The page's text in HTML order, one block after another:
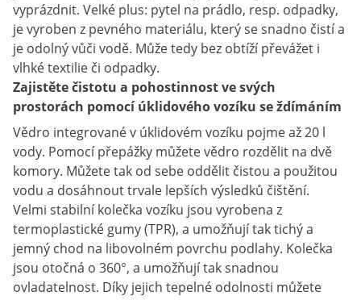
vyprázdnit. Velké plus: pytel na prádlo, resp. odpadky,
je vyroben z pevného materiálu, který se snadno čistí a
je odolný vůči vodě. Může tedy bez obtíží převážet i
vlhké textilie či odpadky.
Zajistěte čistotu a pohostinnost ve svých
prostorách pomocí úklidového vozíku se ždímáním
Vědro integrované v úklidovém vozíku pojme až 20 l
vody. Pomocí přepážky můžete vědro rozdělit na dvě
komory. Můžete tak od sebe oddělit čistou a použitou
vodu a dosáhnout trvale lepších výsledků čištění.
Velmi stabilní kolečka vozíku jsou vyrobena z
termoplastické gumy (TPR), a umožňují tak tichý a
jemný chod na libovolném povrchu podlahy. Kolečka
jsou otočná o 360°, a umožňují tak snadnou
ovladatelnost. Díky jejich tepelné odolnosti můžete